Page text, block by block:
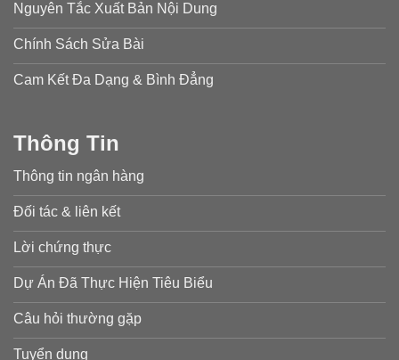
Nguyên Tắc Xuất Bản Nội Dung
Chính Sách Sửa Bài
Cam Kết Đa Dạng & Bình Đẳng
Thông Tin
Thông tin ngân hàng
Đối tác & liên kết
Lời chứng thực
Dự Án Đã Thực Hiện Tiêu Biểu
Câu hỏi thường gặp
Tuyển dụng